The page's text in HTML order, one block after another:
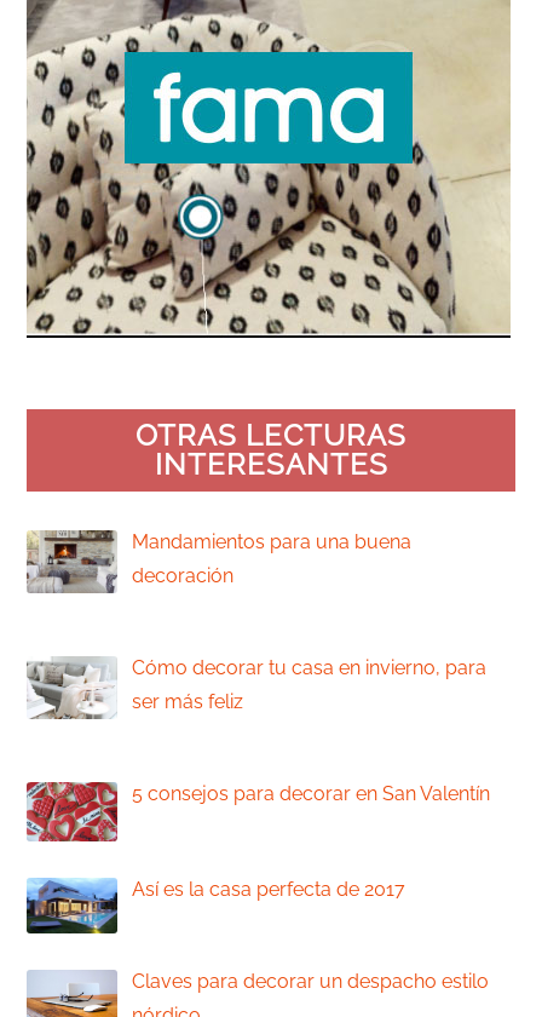
OTRAS LECTURAS
INTERESANTES
Mandamientos para una buena
decoración
Cómo decorar tu casa en invierno, para
ser más feliz
5 consejos para decorar en San Valentín
Así es la casa perfecta de 2017
Claves para decorar un despacho estilo